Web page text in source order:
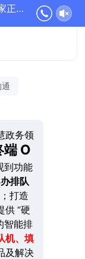
智能大厅排队叫号系统厂家正在为您服务
政务领
端 O
到功能
排队
打造
供 “硬
智能排
机、填
及解决